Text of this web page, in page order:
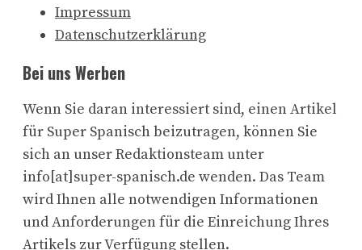
Impressum
Datenschutzerklärung
Bei uns Werben
Wenn Sie daran interessiert sind, einen Artikel
für Super Spanisch beizutragen, können Sie
sich an unser Redaktionsteam unter
info[at]super-spanisch.de wenden. Das Team
wird Ihnen alle notwendigen Informationen
und Anforderungen für die Einreichung Ihres
Artikels zur Verfügung stellen.